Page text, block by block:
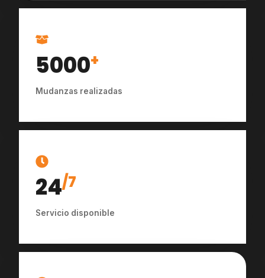
5000+
Mudanzas realizadas
24/7
Servicio disponible